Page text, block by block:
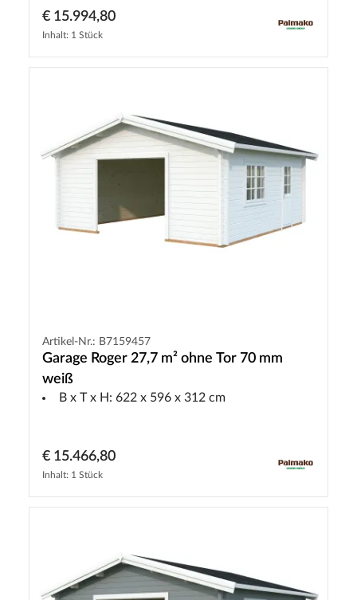
€ 15.994,80
Inhalt: 1 Stück
Artikel-Nr.: B7159457
Garage Roger 27,7 m² ohne Tor 70 mm
weiß
B x T x H: 622 x 596 x 312 cm
€ 15.466,80
Inhalt: 1 Stück